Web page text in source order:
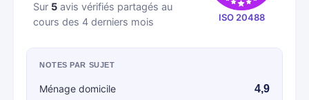
Sur 5 avis vérifiés partagés au
cours des 4 derniers mois
ISO 20488
NOTES PAR SUJET
Ménage domicile 4,9